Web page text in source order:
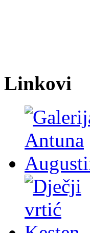
Linkovi